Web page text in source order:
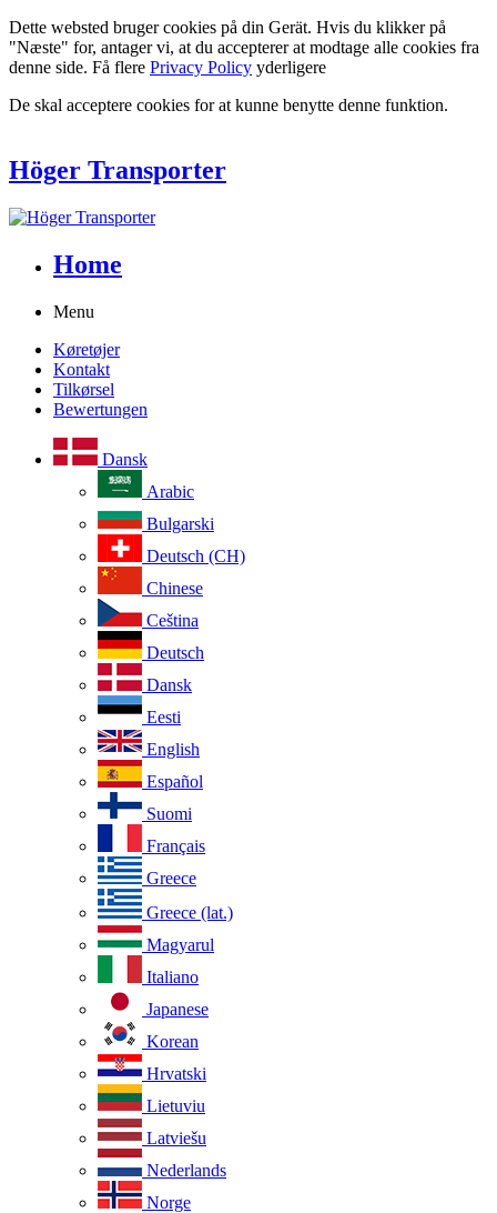
Dette websted bruger cookies på din Gerät. Hvis du klikker på
"Næste" for, antager vi, at du accepterer at modtage alle cookies fra
denne side. Få flere Privacy Policy yderligere
De skal acceptere cookies for at kunne benytte denne funktion.
Höger Transporter
Home
Menu
Køretøjer
Kontakt
Tilkørsel
Bewertungen
Dansk
Arabic
Bulgarski
Deutsch (CH)
Chinese
Ceština
Deutsch
Dansk
Eesti
English
Español
Suomi
Français
Greece
Greece (lat.)
Magyarul
Italiano
Japanese
Korean
Hrvatski
Lietuviu
Latviešu
Nederlands
Norge